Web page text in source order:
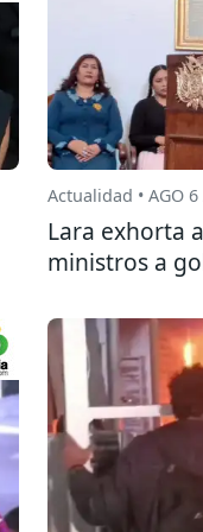
Actualidad • AGO
Lara exhorta
ministros a